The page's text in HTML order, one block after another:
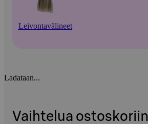
Leivontavälineet
Ladataan...
Vaihtelua ostoskoriin